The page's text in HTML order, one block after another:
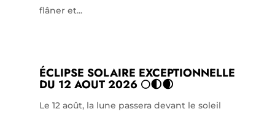
flâner et...
ÉCLIPSE SOLAIRE EXCEPTIONNELLE
DU 12 AOUT 2026 🌕🌓🌒
Le 12 août, la lune passera devant le soleil